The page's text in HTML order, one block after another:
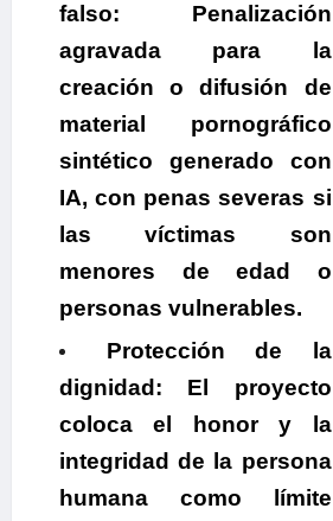
falso: Penalización
agravada para la
creación o difusión de
material pornográfico
sintético generado con
IA, con penas severas si
las víctimas son
menores de edad o
personas vulnerables.
Protección de la
dignidad: El proyecto
coloca el honor y la
integridad de la persona
humana como límite